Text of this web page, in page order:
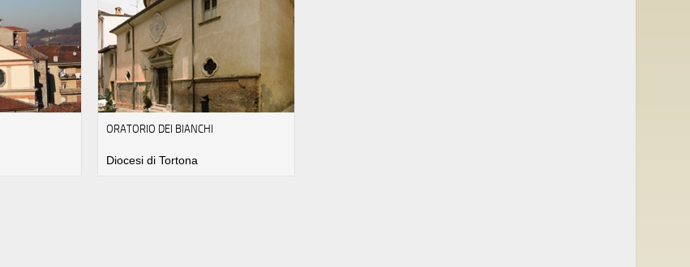
ORATORIO DEI BIANCHI
Diocesi di Tortona